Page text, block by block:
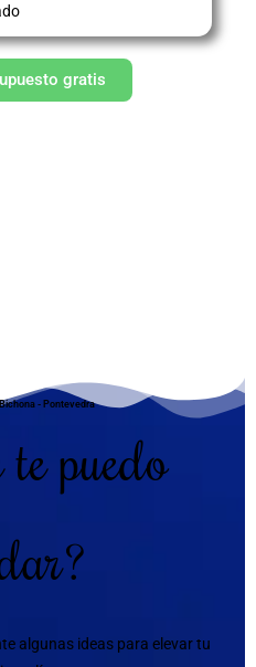
gratis
- Pontevedra
puedo
algunas ideas para elevar tu